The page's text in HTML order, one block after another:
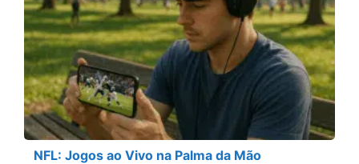
NFL: Jogos ao Vivo na Palma da Mão